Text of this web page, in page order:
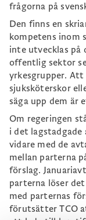
frågorna på
Den finns en
kompetens inom
inte utvecklas på
offentlig sektor
yrkesgrupper.
sjuksköterskor
säga upp dem är
Om regeringen
i det lagstadgade
vidare med de
mellan parterna
förslag.
parterna löser
med parternas
förutsätter TCO